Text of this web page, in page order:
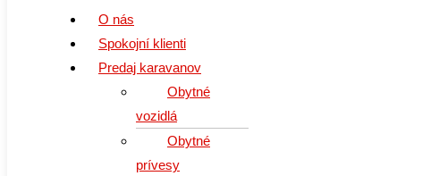
O nás
Spokojní klienti
Predaj karavanov
Obytné
vozidlá
Obytné
prívesy